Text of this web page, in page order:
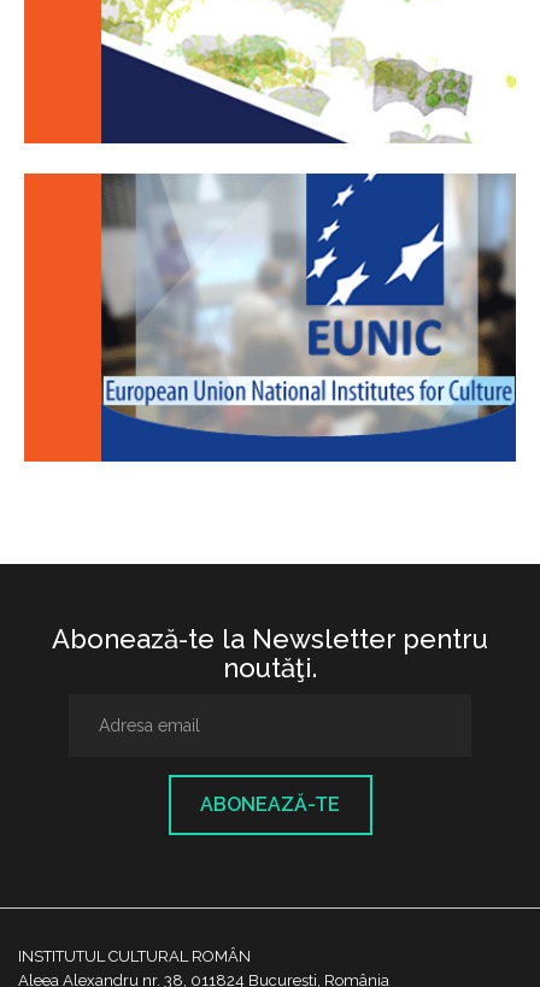
Abonează-te la Newsletter pentru
noutăţi.
ABONEAZĂ-TE
INSTITUTUL CULTURAL ROMÂN
Aleea Alexandru nr. 38, 011824 București, România